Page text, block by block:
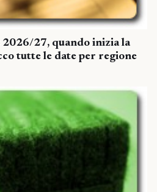
27, quando inizia la
tutte le date per regione